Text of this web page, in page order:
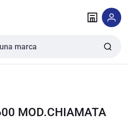
MOD.CHIAMATA